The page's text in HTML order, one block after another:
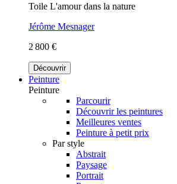
Toile L'amour dans la nature
Jérôme Mesnager
2 800 €
Découvrir
Peinture
Peinture
Parcourir
Découvrir les peintures
Meilleures ventes
Peinture à petit prix
Par style
Abstrait
Paysage
Portrait